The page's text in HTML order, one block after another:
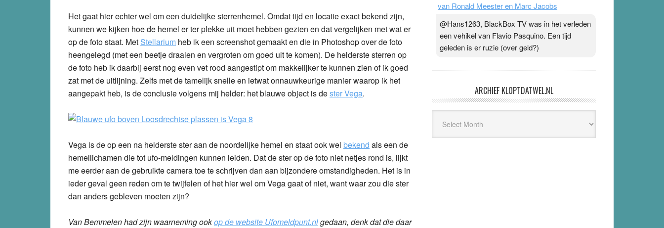
Het gaat hier echter wel om een duidelijke sterrenhemel. Omdat tijd en locatie exact bekend zijn,
kunnen we kijken hoe de hemel er ter plekke uit moet hebben gezien en dat vergelijken met wat er
op de foto staat. Met Stellarium heb ik een screenshot gemaakt en die in Photoshop over de foto
heengelegd (met een beetje draaien en vergroten om goed uit te komen). De helderste sterren op
de foto heb ik daarbij eerst nog even vet rood aangestipt om makkelijker te kunnen zien of ik goed
zat met de uitlijning. Zelfs met de tamelijk snelle en ietwat onnauwkeurige manier waarop ik het
aangepakt heb, is de conclusie volgens mij helder: het blauwe object is dester Vega.
Vega is de op een na helderste ster aan de noordelijke hemel en staat ook wel bekend als een de
hemellichamen die tot ufo-meldingen kunnen leiden. Dat de ster op de foto niet netjes rond is, lijkt
me eerder aan de gebruikte camera toe te schrijven dan aan bijzondere omstandigheden. Het is in
ieder geval geen reden om te twijfelen of het hier wel om Vega gaat of niet, want waar zou die ster
dan anders gebleven moeten zijn?
Van Bemmelen had zijn waarneming ookop de website Ufomeldpunt.nlgedaan, denk dat die daar
van Ronald Meester en Marc Jacobs
@Hans1263, BlackBox TV was in het verleden
een vehikel van Flavio Pasquino. Een tijd
geleden is er ruzie (over geld?)
ARCHIEF KLOPTDATWEL.NL
Kloptdatwel.nl